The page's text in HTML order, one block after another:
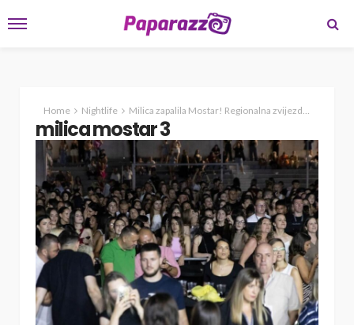
Home Nightlife Milica zapalila Mostar! Regionalna zvijezda hercegovačkoj publici priredila spektakl za pamćenje
milica mostar 3